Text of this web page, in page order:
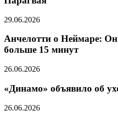
29.06.2026
Анчелотти о Неймаре: Он
больше 15 минут
26.06.2026
«Динамо» объявило об
26.06.2026